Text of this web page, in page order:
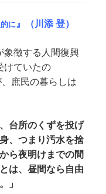
に』（川添 登）
象徴する人間復興
けていたの
庶民の暮らしは
台所のくずを投げ
、つまり汚水を捨
ら夜明けまでの間
は、昼間なら自由
」